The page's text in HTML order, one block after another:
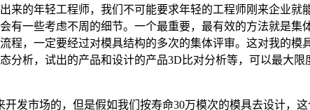
的年轻工程师，我们不可能要求年轻的工程师刚来企业就
一些考虑不周的细节。一个最重要，最有效的方法就是集
，一定要经过对模具结构的多次的集体评审。这对我的模
析，试出的产品和设计的产品3D比对分析等，可以最大
市场的，但是假如我们按寿命30万模次的模具去设计，这